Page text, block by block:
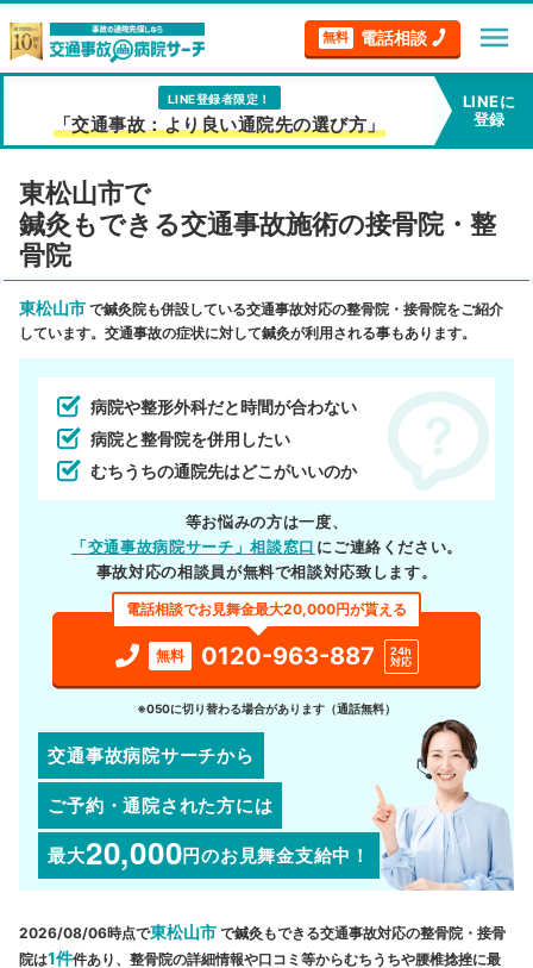
無料 電話相談 menu
LINE登録者限定！
「交通事故：より良い通院先の選び方」
LINEに
登録
東松山市で
鍼灸もできる交通事故施術の接骨院・整
骨院
東松山市 で鍼灸院も併設している交通事故対応の整骨院・接骨院をご紹介
しています。交通事故の症状に対して鍼灸が利用される事もあります。
病院や整形外科だと時間が合わない
病院と整骨院を併用したい
むちうちの通院先はどこがいいのか
等お悩みの方は一度、
「交通事故病院サーチ」相談窓口 にご連絡ください。
事故対応の相談員が無料で相談対応致します。
電話相談でお見舞金最大20,000円が貰える
無料 0120-963-887
24h
対応
※050に切り替わる場合があります（通話無料）
交通事故病院サーチから
ご予約・通院された方には
最大20,000円のお見舞金支給中！
2026/08/06時点で東松山市 で鍼灸もできる交通事故対応の整骨院・接骨
院は1件件あり、整骨院の詳細情報や口コミ等からむちうちや腰椎捻挫に最